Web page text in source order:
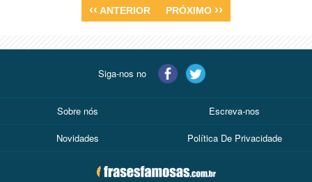
‹‹ ANTERIOR PRÓXIMO ››
Siga-nos no
Sobre nós Escreva-nos
Novidades Política De Privacidade